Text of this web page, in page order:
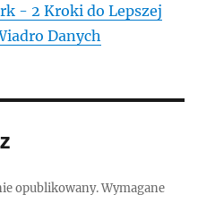
- 2 Kroki do Lepszej
Danych
opublikowany. Wymagane